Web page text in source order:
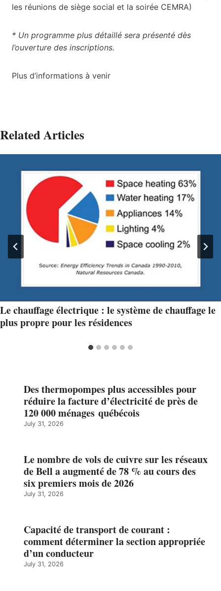
les réunions de siège social et la soirée CEMRA)
* Un programme plus détaillé sera présenté dès
l’ouverture des inscriptions.
Plus d’informations à venir
Related Articles
Le chauffage électrique : le système de chauffage le
plus propre pour les résidences
Des thermopompes plus accessibles pour
réduire la facture d’électricité de près de
120 000 ménages québécois
July 31, 2026
Le nombre de vols de cuivre sur les réseaux
de Bell a augmenté de 78 % au cours des
six premiers mois de 2026
July 31, 2026
Capacité de transport de courant :
comment déterminer la section appropriée
d’un conducteur
July 31, 2026